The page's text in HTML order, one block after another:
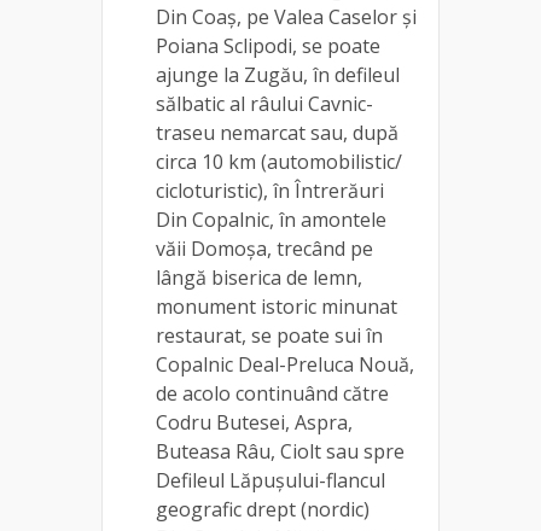
Din Coaș, pe Valea Caselor și
Poiana Sclipodi, se poate
ajunge la Zugău, în defileul
sălbatic al râului Cavnic-
traseu nemarcat sau, după
circa 10 km (automobilistic/
cicloturistic), în Întrerăuri
Din Copalnic, în amontele
văii Domoșa, trecând pe
lângă biserica de lemn,
monument istoric minunat
restaurat, se poate sui în
Copalnic Deal-Preluca Nouă,
de acolo continuând către
Codru Butesei, Aspra,
Buteasa Râu, Ciolt sau spre
Defileul Lăpușului-flancul
geografic drept (nordic)